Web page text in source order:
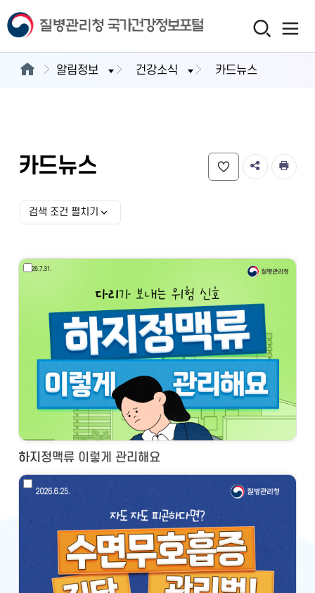
알림정보 건강소식 카드뉴스
카드뉴스
검색 조건 선택
검색 조건 펼치기
하지정맥류 이렇게 관리해요